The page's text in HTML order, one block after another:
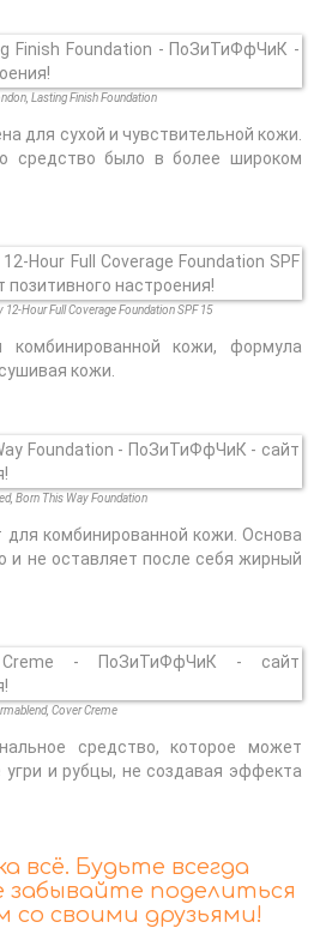
Lasting Finish Foundation
для сухой и чувствительной кожи.
средство было в более широком
12-Hour Full Coverage Foundation SPF 15
комбинированной кожи, формула
кожи.
Born This Way Foundation
для комбинированной кожи. Основа
и не оставляет после себя жирный
Cover Creme
средство, которое может
и рубцы, не создавая эффекта
всё. Будьте всегда
забывайте поделиться
своими друзьями!